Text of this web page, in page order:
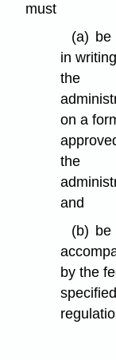
must
(a) be
in
the
on a
the
and
(b) be
by the